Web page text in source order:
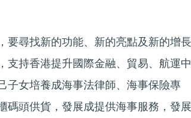
要尋找新的功能、新的亮點及新的增長
支持香港提升國際金融、貿易、航運中
子女培養成海事法律師、海事保險專
碼頭供貨，發展成提供海事服務，發展